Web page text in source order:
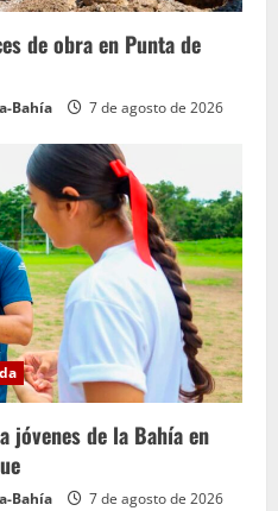
de obra en Punta de
Bahía 7 de agosto de 2026
jóvenes de la Bahía en
Bahía 7 de agosto de 2026